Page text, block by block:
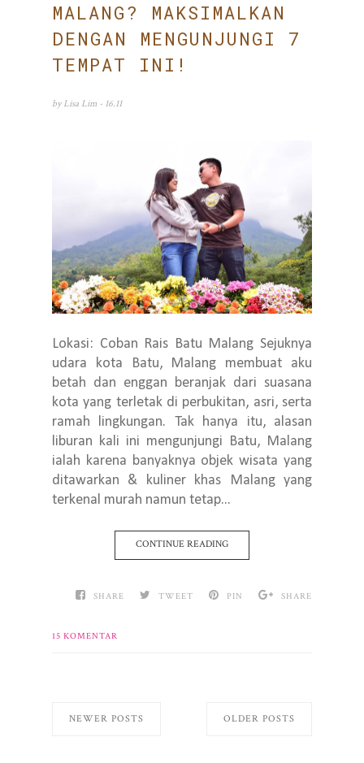
MALANG? MAKSIMALKAN
DENGAN MENGUNJUNGI 7
TEMPAT INI!
by Lisa Lim - 16.11
Lokasi: Coban Rais Batu Malang Sejuknya
udara kota Batu, Malang membuat aku
betah dan enggan beranjak dari suasana
kota yang terletak di perbukitan, asri, serta
ramah lingkungan. Tak hanya itu, alasan
liburan kali ini mengunjungi Batu, Malang
ialah karena banyaknya objek wisata yang
ditawarkan & kuliner khas Malang yang
terkenal murah namun tetap...
CONTINUE READING
SHARE TWEET PIN SHARE
15 KOMENTAR
NEWER POSTS OLDER POSTS